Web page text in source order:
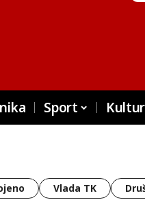
Sport
Vlada TK